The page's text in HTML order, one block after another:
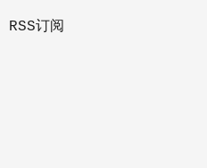
RSS订阅